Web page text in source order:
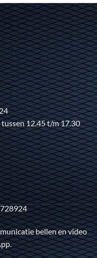
12.45 t/m 17.30
bellen en video